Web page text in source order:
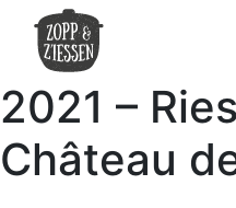
content
2021 –
Château